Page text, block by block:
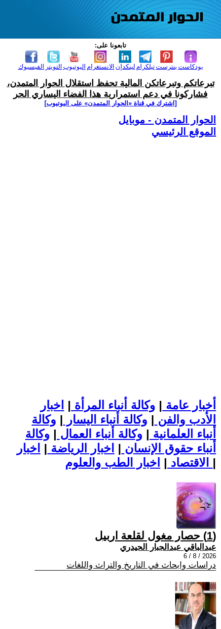
تابعونا على:
الفيسبوك التويتر اليوتيوب الانستغرام لينكدإن تيلكرامبنترست بودكاست
تبرعاتكم وتبرعاتكن المالية تحفظ استقلال الحوار المتمدن،
فشاركونا في دعم استمرارية هذا الفضاء اليساري الحر
[اشترك في قناة ‫«الحوار المتمدن» على اليوتيوب]
الحوار المتمدن - موبايل
الموقع الرئيسي
أخبار عامة | وكالة أنباء المرأة | اخبار
الأدب والفن | وكالة أنباء اليسار | وكالة
أنباء العلمانية | وكالة أنباء العمال | وكالة
أنباء حقوق الإنسان | اخبار الرياضة | اخبار
الاقتصاد | |
(1) حصار مغول لقلعة اربيل
عبدالباقي عبدالجبار الحيدري
2026 / 8 / 6
دراسات وابحاث في التاريخ والتراث واللغات